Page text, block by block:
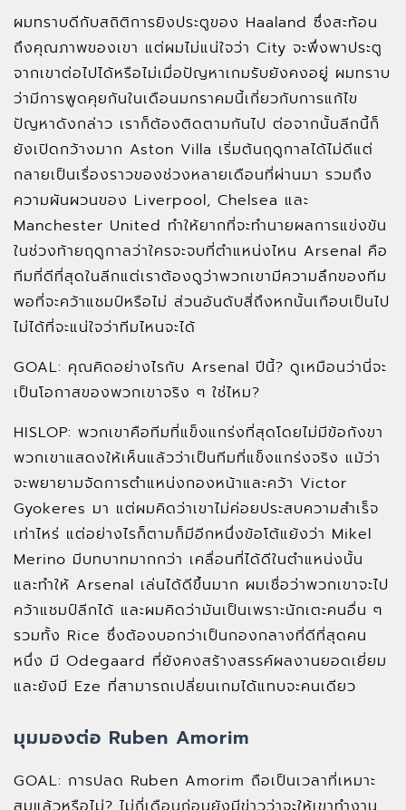
ผมทราบดีกับสถิติการยิงประตูของ Haaland ซึ่งสะท้อน
ถึงคุณภาพของเขา แต่ผมไม่แน่ใจว่า City จะพึ่งพาประตู
จากเขาต่อไปได้หรือไม่เมื่อปัญหาเกมรับยังคงอยู่ ผมทราบ
ว่ามีการพูดคุยกันในเดือนมกราคมนี้เกี่ยวกับการแก้ไข
ปัญหาดังกล่าว เราก็ต้องติดตามกันไป ต่อจากนั้นลีกนี้ก็
ยังเปิดกว้างมาก Aston Villa เริ่มต้นฤดูกาลได้ไม่ดีแต่
กลายเป็นเรื่องราวของช่วงหลายเดือนที่ผ่านมา รวมถึง
ความผันผวนของ Liverpool, Chelsea และ
Manchester United ทำให้ยากที่จะทำนายผลการแข่งขัน
ในช่วงท้ายฤดูกาลว่าใครจะจบที่ตำแหน่งไหน Arsenal คือ
ทีมที่ดีที่สุดในลีกแต่เราต้องดูว่าพวกเขามีความลึกของทีม
พอที่จะคว้าแชมป์หรือไม่ ส่วนอันดับสี่ถึงหกนั้นเกือบเป็นไป
ไม่ได้ที่จะแน่ใจว่าทีมไหนจะได้
GOAL: คุณคิดอย่างไรกับ Arsenal ปีนี้? ดูเหมือนว่านี่จะ
เป็นโอกาสของพวกเขาจริง ๆ ใช่ไหม?
HISLOP: พวกเขาคือทีมที่แข็งแกร่งที่สุดโดยไม่มีข้อกังขา
พวกเขาแสดงให้เห็นแล้วว่าเป็นทีมที่แข็งแกร่งจริง แม้ว่า
จะพยายามจัดการตำแหน่งกองหน้าและคว้า Victor
Gyokeres มา แต่ผมคิดว่าเขาไม่ค่อยประสบความสำเร็จ
เท่าไหร่ แต่อย่างไรก็ตามก็มีอีกหนึ่งข้อโต้แย้งว่า Mikel
Merino มีบทบาทมากกว่า เคลื่อนที่ได้ดีในตำแหน่งนั้น
และทำให้ Arsenal เล่นได้ดีขึ้นมาก ผมเชื่อว่าพวกเขาจะไป
คว้าแชมป์ลีกได้ และผมคิดว่ามันเป็นเพราะนักเตะคนอื่น ๆ
รวมทั้ง Rice ซึ่งต้องบอกว่าเป็นกองกลางที่ดีที่สุดคน
หนึ่ง มี Odegaard ที่ยังคงสร้างสรรค์ผลงานยอดเยี่ยม
และยังมี Eze ที่สามารถเปลี่ยนเกมได้แทบจะคนเดียว
มุมมองต่อ Ruben Amorim
GOAL: การปลด Ruben Amorim ถือเป็นเวลาที่เหมาะ